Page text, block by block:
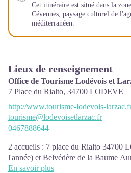
Cet itinéraire est situé dans la
Cévennes, paysage culturel de
méditerranéen.
Lieux de renseignement
Office de Tourisme Lodévois et
7 Place du Rialto, 34700 LODEVE
http://www.tourisme-lodevois-
tourisme@lodevoisetlarzac.fr
0467888644
2 accueils : 7 place du Rialto 34700
l'année) et Belvédère de la Baume
MAURICE-DE-NAVACELLES
En savoir plus